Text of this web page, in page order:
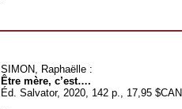
SIMON, Raphaëlle :
Être mère, c’est….
Éd. Salvator, 2020, 142 p., 17,95 $CAN